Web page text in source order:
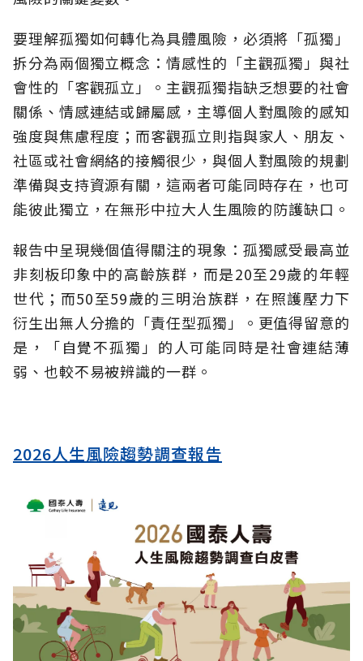
要理解孤獨如何轉化為具體風險，必須將「孤獨」
拆分為兩個獨立概念：情感性的「主觀孤獨」與社
會性的「客觀孤立」。主觀孤獨指缺乏想要的社會
關係、情感連結或歸屬感，主導個人對風險的感知
強度與焦慮程度；而客觀孤立則指與家人、朋友、
社區或社會網絡的接觸很少，與個人對風險的規劃
準備與支持資源有關，這兩者可能同時存在，也可
能彼此獨立，在無形中拉大人生風險的防護缺口。
報告中呈現幾個值得關注的現象：孤獨感受最高並
非刻板印象中的高齡族群，而是20至29歲的年輕
世代；而50至59歲的三明治族群，在照護壓力下
衍生出無人分擔的「責任型孤獨」。更值得留意的
是，「自覺不孤獨」的人可能同時是社會連結薄
弱、也較不易被辨識的一群。
2026人生風險趨勢調查報告